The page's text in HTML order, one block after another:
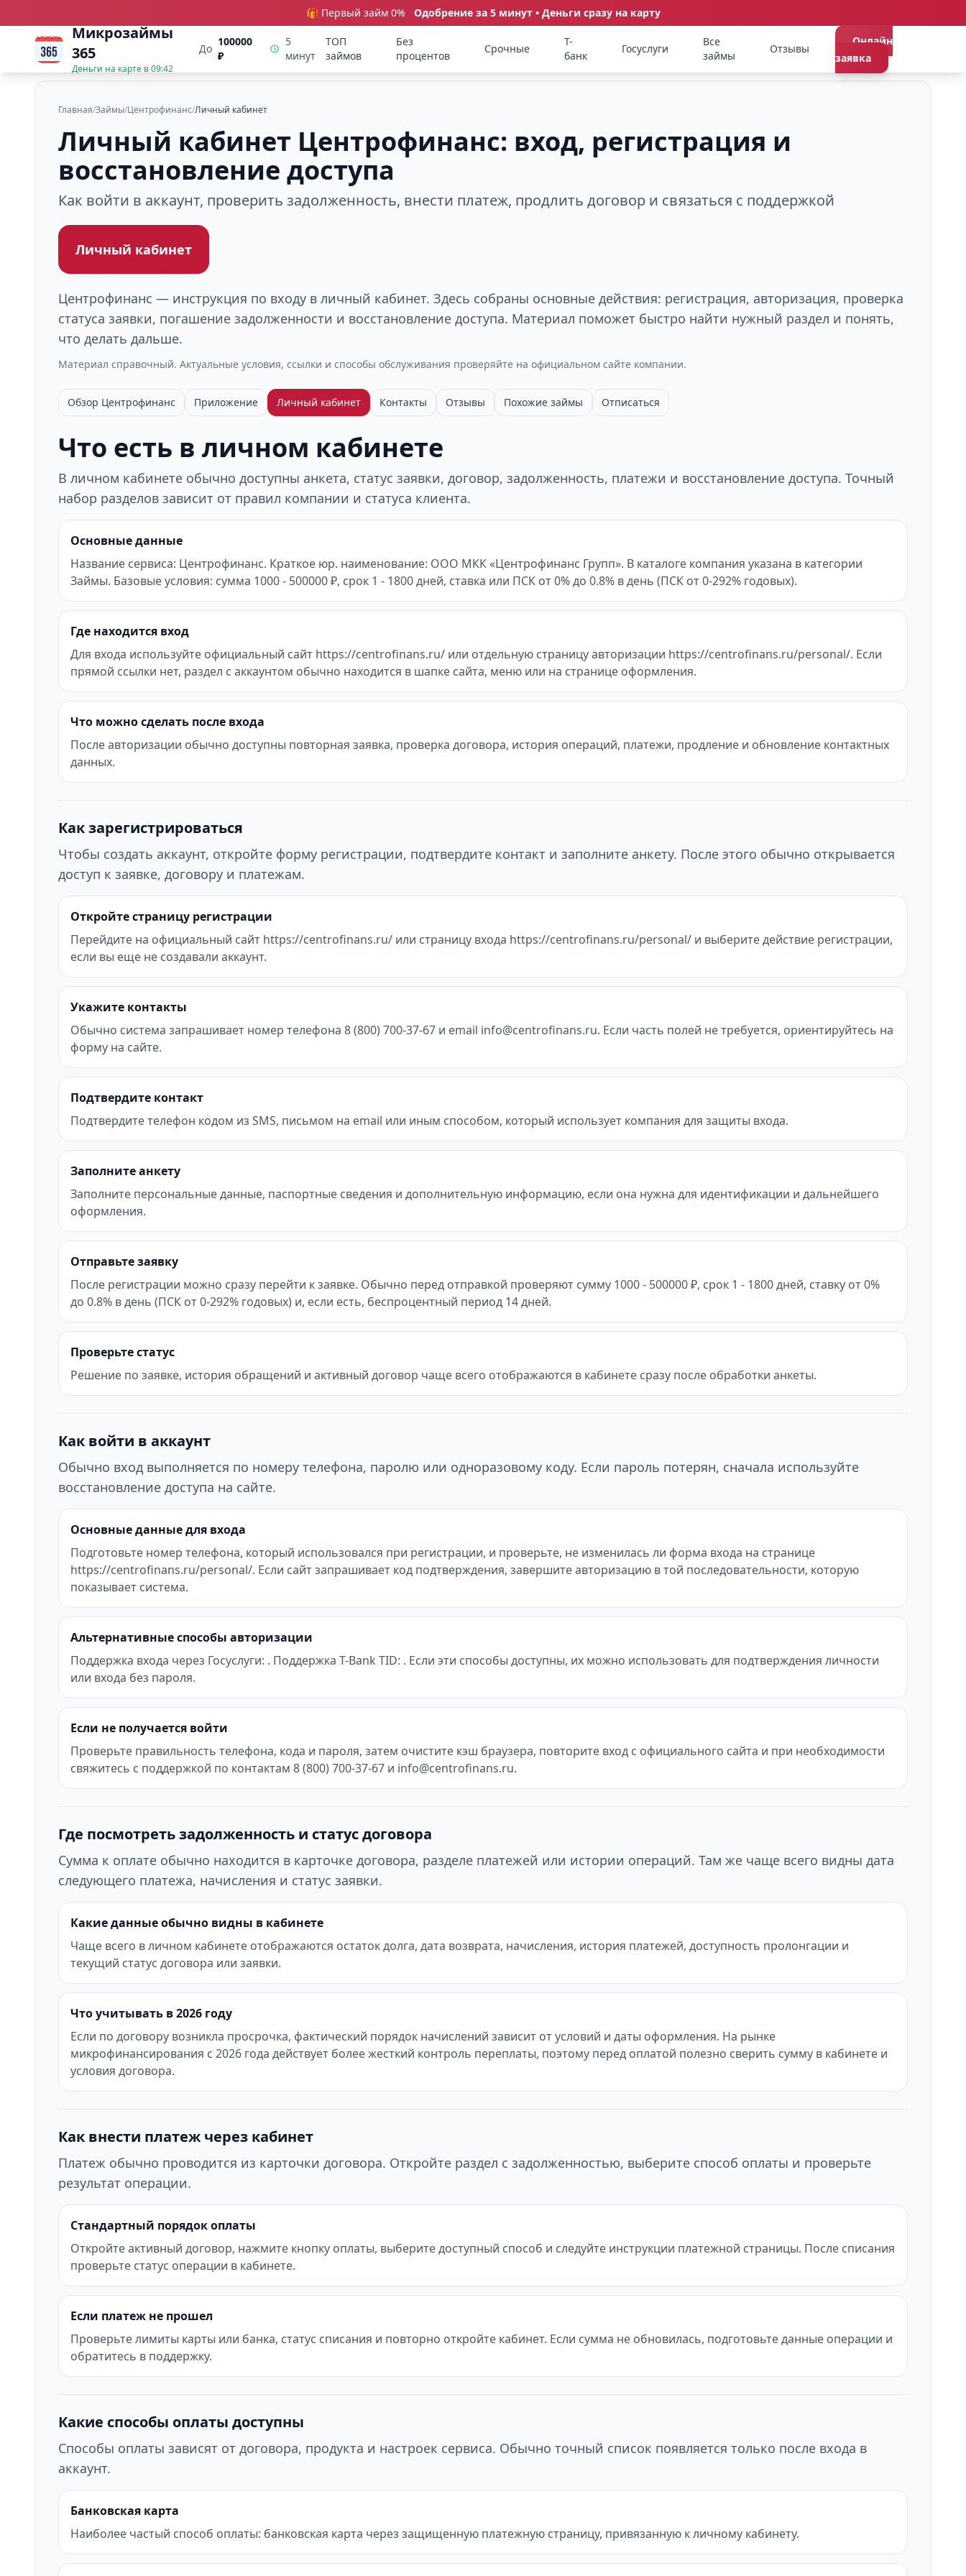
🎁 Первый займ 0% Одобрение за 5 минут • Деньги сразу на карту
Микрозаймы
365
Деньги на карте в09:42
До
100000
₽
5
минут
ТОП
займов
Без
процентов
Срочные
Т-
банк
Госуслуги
Все
займы
Отзывы
Онлайн
заявка
Главная/Займы/Центрофинанс/Личный кабинет
Личный кабинет Центрофинанс: вход, регистрация и
восстановление доступа
Как войти в аккаунт, проверить задолженность, внести платеж, продлить договор и связаться с поддержкой
Личный кабинет
Центрофинанс — инструкция по входу в личный кабинет. Здесь собраны основные действия: регистрация, авторизация, проверка
статуса заявки, погашение задолженности и восстановление доступа. Материал поможет быстро найти нужный раздел и понять,
что делать дальше.
Материал справочный. Актуальные условия, ссылки и способы обслуживания проверяйте на официальном сайте компании.
Обзор Центрофинанс Приложение Личный кабинет Контакты Отзывы Похожие займы Отписаться
Что есть в личном кабинете
В личном кабинете обычно доступны анкета, статус заявки, договор, задолженность, платежи и восстановление доступа. Точный
набор разделов зависит от правил компании и статуса клиента.
Основные данные
Название сервиса: Центрофинанс. Краткое юр. наименование: ООО МКК «Центрофинанс Групп». В каталоге компания указана в категории
Займы. Базовые условия: сумма 1000 - 500000 ₽, срок 1 - 1800 дней, ставка или ПСК от 0% до 0.8% в день (ПСК от 0-292% годовых).
Где находится вход
Для входа используйте официальный сайт https://centrofinans.ru/ или отдельную страницу авторизации https://centrofinans.ru/personal/. Если
прямой ссылки нет, раздел с аккаунтом обычно находится в шапке сайта, меню или на странице оформления.
Что можно сделать после входа
После авторизации обычно доступны повторная заявка, проверка договора, история операций, платежи, продление и обновление контактных
данных.
Как зарегистрироваться
Чтобы создать аккаунт, откройте форму регистрации, подтвердите контакт и заполните анкету. После этого обычно открывается
доступ к заявке, договору и платежам.
Откройте страницу регистрации
Перейдите на официальный сайт https://centrofinans.ru/ или страницу входа https://centrofinans.ru/personal/ и выберите действие регистрации,
если вы еще не создавали аккаунт.
Укажите контакты
Обычно система запрашивает номер телефона 8 (800) 700-37-67 и email info@centrofinans.ru. Если часть полей не требуется, ориентируйтесь на
форму на сайте.
Подтвердите контакт
Подтвердите телефон кодом из SMS, письмом на email или иным способом, который использует компания для защиты входа.
Заполните анкету
Заполните персональные данные, паспортные сведения и дополнительную информацию, если она нужна для идентификации и дальнейшего
оформления.
Отправьте заявку
После регистрации можно сразу перейти к заявке. Обычно перед отправкой проверяют сумму 1000 - 500000 ₽, срок 1 - 1800 дней, ставку от 0%
до 0.8% в день (ПСК от 0-292% годовых) и, если есть, беспроцентный период 14 дней.
Проверьте статус
Решение по заявке, история обращений и активный договор чаще всего отображаются в кабинете сразу после обработки анкеты.
Как войти в аккаунт
Обычно вход выполняется по номеру телефона, паролю или одноразовому коду. Если пароль потерян, сначала используйте
восстановление доступа на сайте.
Основные данные для входа
Подготовьте номер телефона, который использовался при регистрации, и проверьте, не изменилась ли форма входа на странице
https://centrofinans.ru/personal/. Если сайт запрашивает код подтверждения, завершите авторизацию в той последовательности, которую
показывает система.
Альтернативные способы авторизации
Поддержка входа через Госуслуги: . Поддержка T-Bank TID: . Если эти способы доступны, их можно использовать для подтверждения личности
или входа без пароля.
Если не получается войти
Проверьте правильность телефона, кода и пароля, затем очистите кэш браузера, повторите вход с официального сайта и при необходимости
свяжитесь с поддержкой по контактам 8 (800) 700-37-67 и info@centrofinans.ru.
Где посмотреть задолженность и статус договора
Сумма к оплате обычно находится в карточке договора, разделе платежей или истории операций. Там же чаще всего видны дата
следующего платежа, начисления и статус заявки.
Какие данные обычно видны в кабинете
Чаще всего в личном кабинете отображаются остаток долга, дата возврата, начисления, история платежей, доступность пролонгации и
текущий статус договора или заявки.
Что учитывать в 2026 году
Если по договору возникла просрочка, фактический порядок начислений зависит от условий и даты оформления. На рынке
микрофинансирования с 2026 года действует более жесткий контроль переплаты, поэтому перед оплатой полезно сверить сумму в кабинете и
условия договора.
Как внести платеж через кабинет
Платеж обычно проводится из карточки договора. Откройте раздел с задолженностью, выберите способ оплаты и проверьте
результат операции.
Стандартный порядок оплаты
Откройте активный договор, нажмите кнопку оплаты, выберите доступный способ и следуйте инструкции платежной страницы. После списания
проверьте статус операции в кабинете.
Если платеж не прошел
Проверьте лимиты карты или банка, статус списания и повторно откройте кабинет. Если сумма не обновилась, подготовьте данные операции и
обратитесь в поддержку.
Какие способы оплаты доступны
Способы оплаты зависят от договора, продукта и настроек сервиса. Обычно точный список появляется только после входа в
аккаунт.
Банковская карта
Наиболее частый способ оплаты: банковская карта через защищенную платежную страницу, привязанную к личному кабинету.